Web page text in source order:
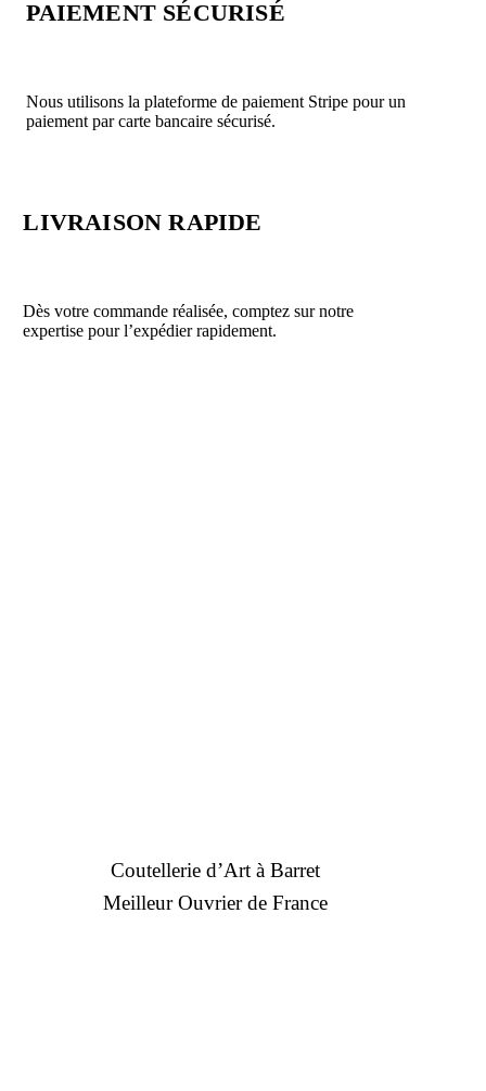
PAIEMENT SÉCURISÉ
Nous utilisons la plateforme de paiement Stripe pour un
paiement par carte bancaire sécurisé.
LIVRAISON RAPIDE
Dès votre commande réalisée, comptez sur notre
expertise pour l’expédier rapidement.
Coutellerie d’Art à Barret
Meilleur Ouvrier de France